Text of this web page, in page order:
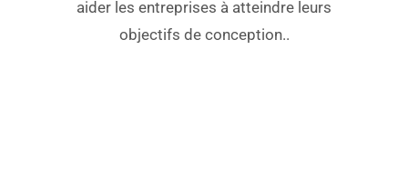
aider les entreprises à atteindre leurs
objectifs de conception..